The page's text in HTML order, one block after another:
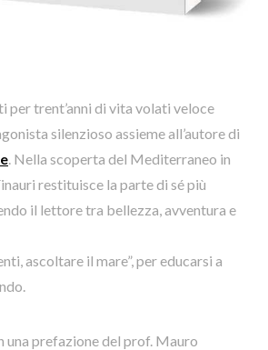
per trent’anni di vita volati veloce
silenzioso assieme all’autore di
. Nella scoperta del Mediterraneo in
restituisce la parte di sé più
il lettore tra bellezza, avventura e
ascoltare il mare”, per educarsi a
una prefazione del prof. Mauro